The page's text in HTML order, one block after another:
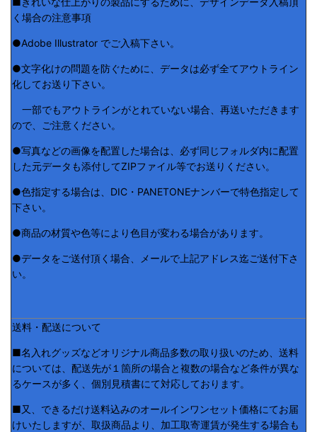
く場合の注意事項
●Adobe Illustrator でご入稿下さい。
●文字化けの問題を防ぐために、データは必ず全てアウトライン
化してお送り下さい。
一部でもアウトラインがとれていない場合、再送いただきます
ので、ご注意ください。
●写真などの画像を配置した場合は、必ず同じフォルダ内に配置
した元データも添付してZIPファイル等でお送りください。
●色指定する場合は、DIC・PANETONEナンバーで特色指定して
下さい。
●商品の材質や色等により色目が変わる場合があります。
●データをご送付頂く場合、メールで上記アドレス迄ご送付下さ
い。
送料・配送について
■名入れグッズなどオリジナル商品多数の取り扱いのため、送料
については、配送先が１箇所の場合と複数の場合など条件が異な
るケースが多く、個別見積書にて対応しております。
■又、できるだけ送料込みのオールインワンセット価格にてお届
けいたしますが、取扱商品より、加工取寄運賃が発生する場合も